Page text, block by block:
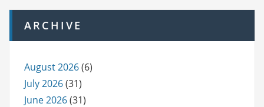
ARCHIVE
August 2026(6)
July 2026(31)
June 2026(31)